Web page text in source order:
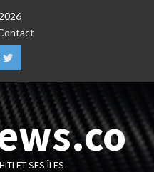
Twitter
ET SES ÎLES